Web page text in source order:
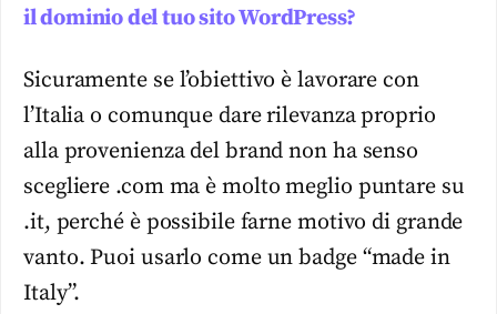
il dominio del tuo sito WordPress?
Sicuramente se l’obiettivo è lavorare con
l’Italia o comunque dare rilevanza proprio
alla provenienza del brand non ha senso
scegliere .com ma è molto meglio puntare su
.it, perché è possibile farne motivo di grande
vanto. Puoi usarlo come un badge “made in
Italy”.